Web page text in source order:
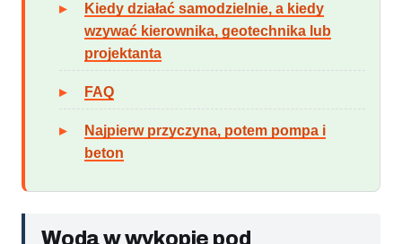
Kiedy działać samodzielnie, a kiedy
wzywać kierownika, geotechnika lub
projektanta
FAQ
Najpierw przyczyna, potem pompa i
beton
Woda w wykopie pod